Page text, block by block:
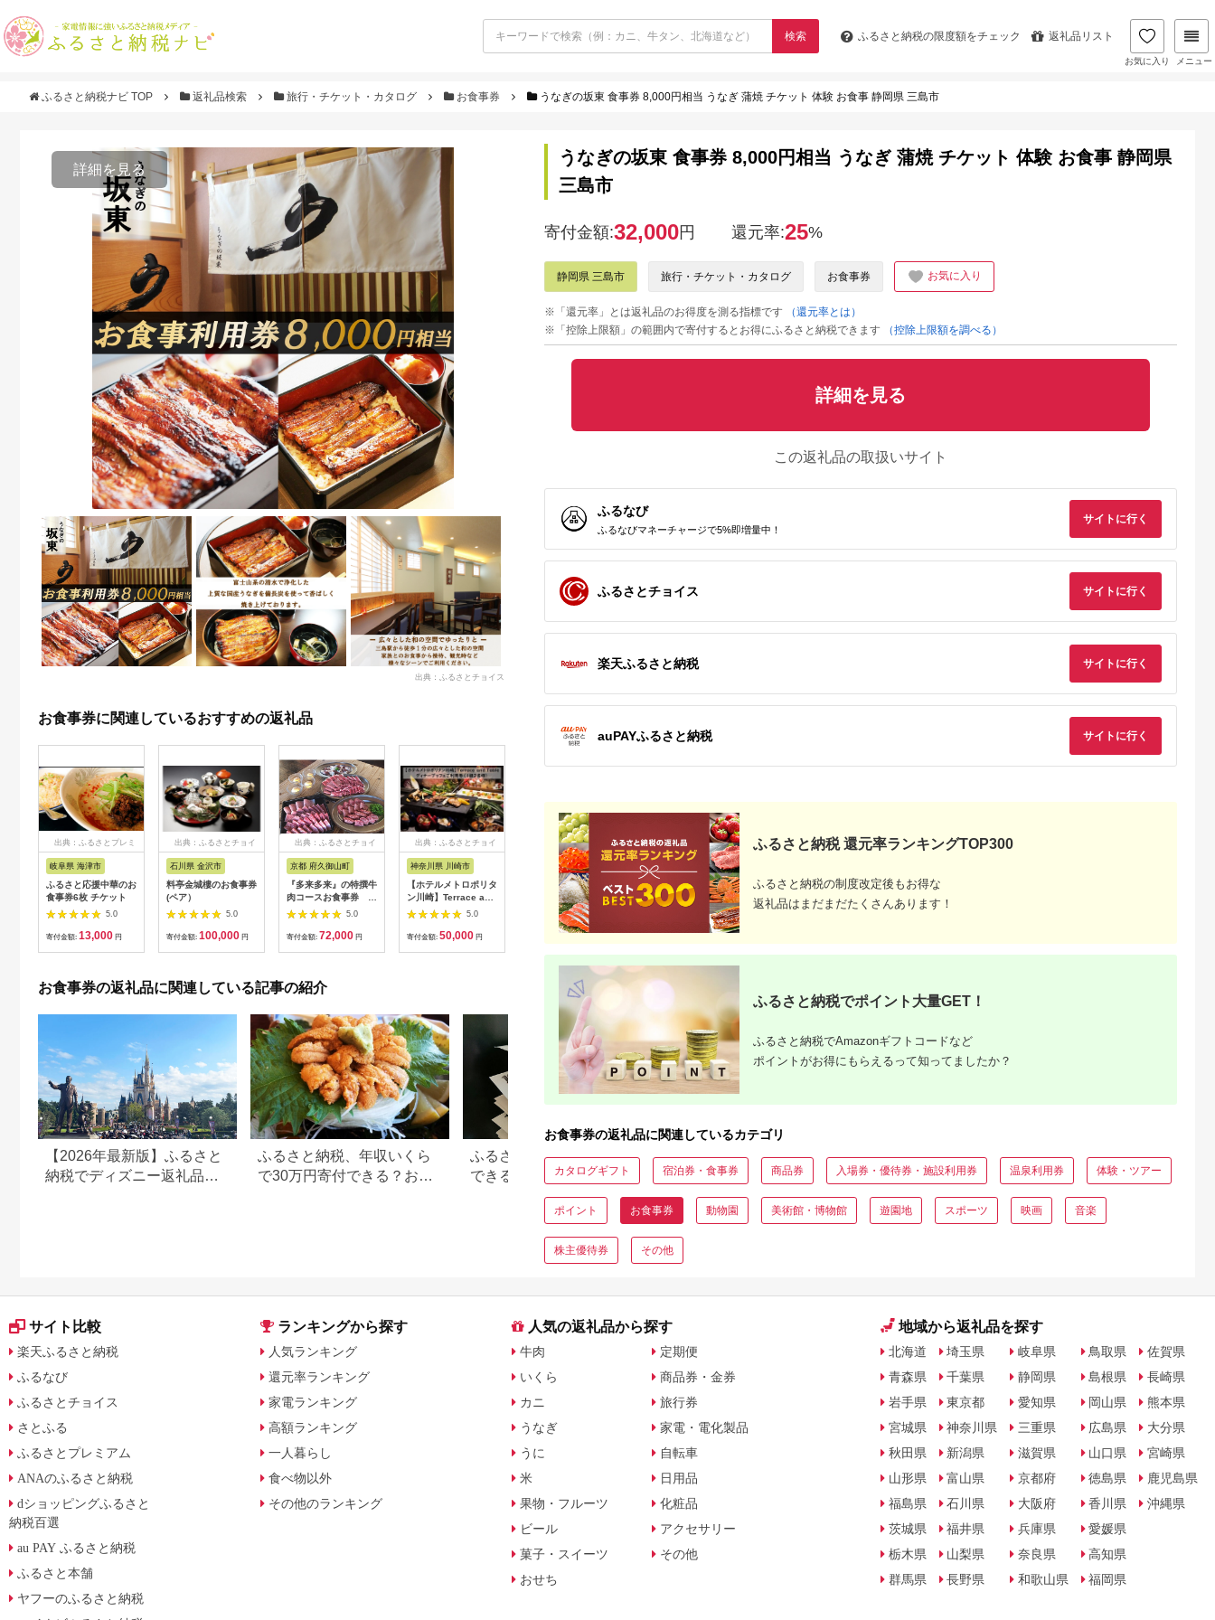
検索 ふるさと納税の限度額をチェック 返礼品リスト
お気に入り メニュー
ふるさと納税ナビ TOP 返礼品検索 旅行・チケット・カタログ お食事券 うなぎの坂東 食事券 8,000円相当 うなぎ 蒲焼 チケット 体験 お食事 静岡県 三島市
詳細を見る
出典：ふるさとチョイス
お食事券に関連しているおすすめの返礼品
出典：ふるさとプレミ
岐阜県 海津市
ふるさと応援中華のお
食事券6枚 チケット
5.0
寄付金額: 13,000 円
出典：ふるさとチョイ
石川県 金沢市
料亭金城樓のお食事券
(ペア）
5.0
寄付金額: 100,000 円
出典：ふるさとチョイ
京都 府久御山町
『多来多来』の特撰牛
肉コースお食事券 4
名様分【1131614】
5.0
寄付金額: 72,000 円
出典：ふるさとチョイ
神奈川県 川崎市
【ホテルメトロポリタ
ン川崎】Terrace and
Table ディナービュ
ッフェご利用券1組2
名様
5.0
寄付金額: 50,000 円
出典：ふるさとチョイ
ス
東京都渋谷区
お花屋さんのカフェ
ランチセットご利用券
5.0
7,000
出典：ふるさとチョイ
ス
兵庫県 神戸市
「ホテル ラ・スイー
ト神戸ハーバーラン
ド」レストランディナ
5.0
100,000
出典：ふるさとチョイ
【うなぎ昊】お食事券
5000円券×2枚 | 京都
鰻専門店 人気 食事券
観光 食事 ふるさと納
税 ］
出典：JALふるさと納税
宮城 塩竈寿司海道 お
食事券（共通食事券）
21,000円分 /
お食事券の返礼品に関連している記事の紹介
【2026年最新版】ふるさと
納税でディズニー返礼品は
ふるさと納税、年収いくら
で30万円寄付できる？おす
ふるさと納税で15万円寄付
できる年収は？家電などお
すすめ返礼品も
【2026年】ふるさと納税
100万円の寄付でもらえるお
すすめ返礼品！
うなぎの坂東 食事券 8,000円相当 うなぎ 蒲焼 チケット 体験 お食事 静岡県
三島市
寄付金額:32,000円 還元率:25%
静岡県 三島市 旅行・チケット・カタログ お食事券 お気に入り
※「還元率」とは返礼品のお得度を測る指標です
（還元率とは）
※「控除上限額」の範囲内で寄付するとお得にふるさと納税できます
（控除上限額を調べる）
詳細を見る
この返礼品の取扱いサイト
ふるなび
ふるなびマネーチャージで5%即増量中！
サイトに行く
ふるさとチョイス サイトに行く
楽天ふるさと納税 サイトに行く
auPAYふるさと納税 サイトに行く
ふるさと納税 還元率ランキングTOP300
ふるさと納税の制度改定後もお得な
返礼品はまだまだたくさんあります！
ふるさと納税でポイント大量GET！
ふるさと納税でAmazonギフトコードなど
ポイントがお得にもらえるって知ってましたか？
お食事券の返礼品に関連しているカテゴリ
カタログギフト 宿泊券・食事券 商品券 入場券・優待券・施設利用券 温泉利用券 体験・ツアー
ポイント お食事券 動物園 美術館・博物館 遊園地 スポーツ 映画 音楽
株主優待券 その他
サイト比較
楽天ふるさと納税
ふるなび
ふるさとチョイス
さとふる
ふるさとプレミアム
ANAのふるさと納税
dショッピングふるさと
納税百選
au PAY ふるさと納税
ふるさと本舗
ヤフーのふるさと納税
ランキングから探す
人気ランキング
還元率ランキング
家電ランキング
高額ランキング
一人暮らし
食べ物以外
その他のランキング
人気の返礼品から探す
牛肉
いくら
カニ
うなぎ
うに
米
果物・フルーツ
ビール
菓子・スイーツ
おせち
定期便
商品券・金券
旅行券
家電・電化製品
自転車
日用品
化粧品
アクセサリー
その他
地域から返礼品を探す
北海道
青森県
岩手県
宮城県
秋田県
山形県
福島県
茨城県
栃木県
群馬県
埼玉県
千葉県
東京都
神奈川県
新潟県
富山県
石川県
福井県
山梨県
長野県
岐阜県
静岡県
愛知県
三重県
滋賀県
京都府
大阪府
兵庫県
奈良県
和歌山県
鳥取県
島根県
岡山県
広島県
山口県
徳島県
香川県
愛媛県
高知県
福岡県
佐賀県
長崎県
熊本県
大分県
宮崎県
鹿児島県
沖縄県